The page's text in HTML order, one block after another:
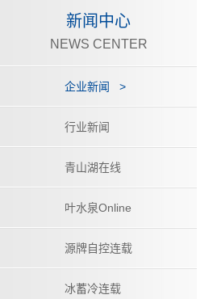
新闻中心
NEWS CENTER
企业新闻 >
行业新闻
青山湖在线
叶水泉Online
源牌自控连载
冰蓄冷连载